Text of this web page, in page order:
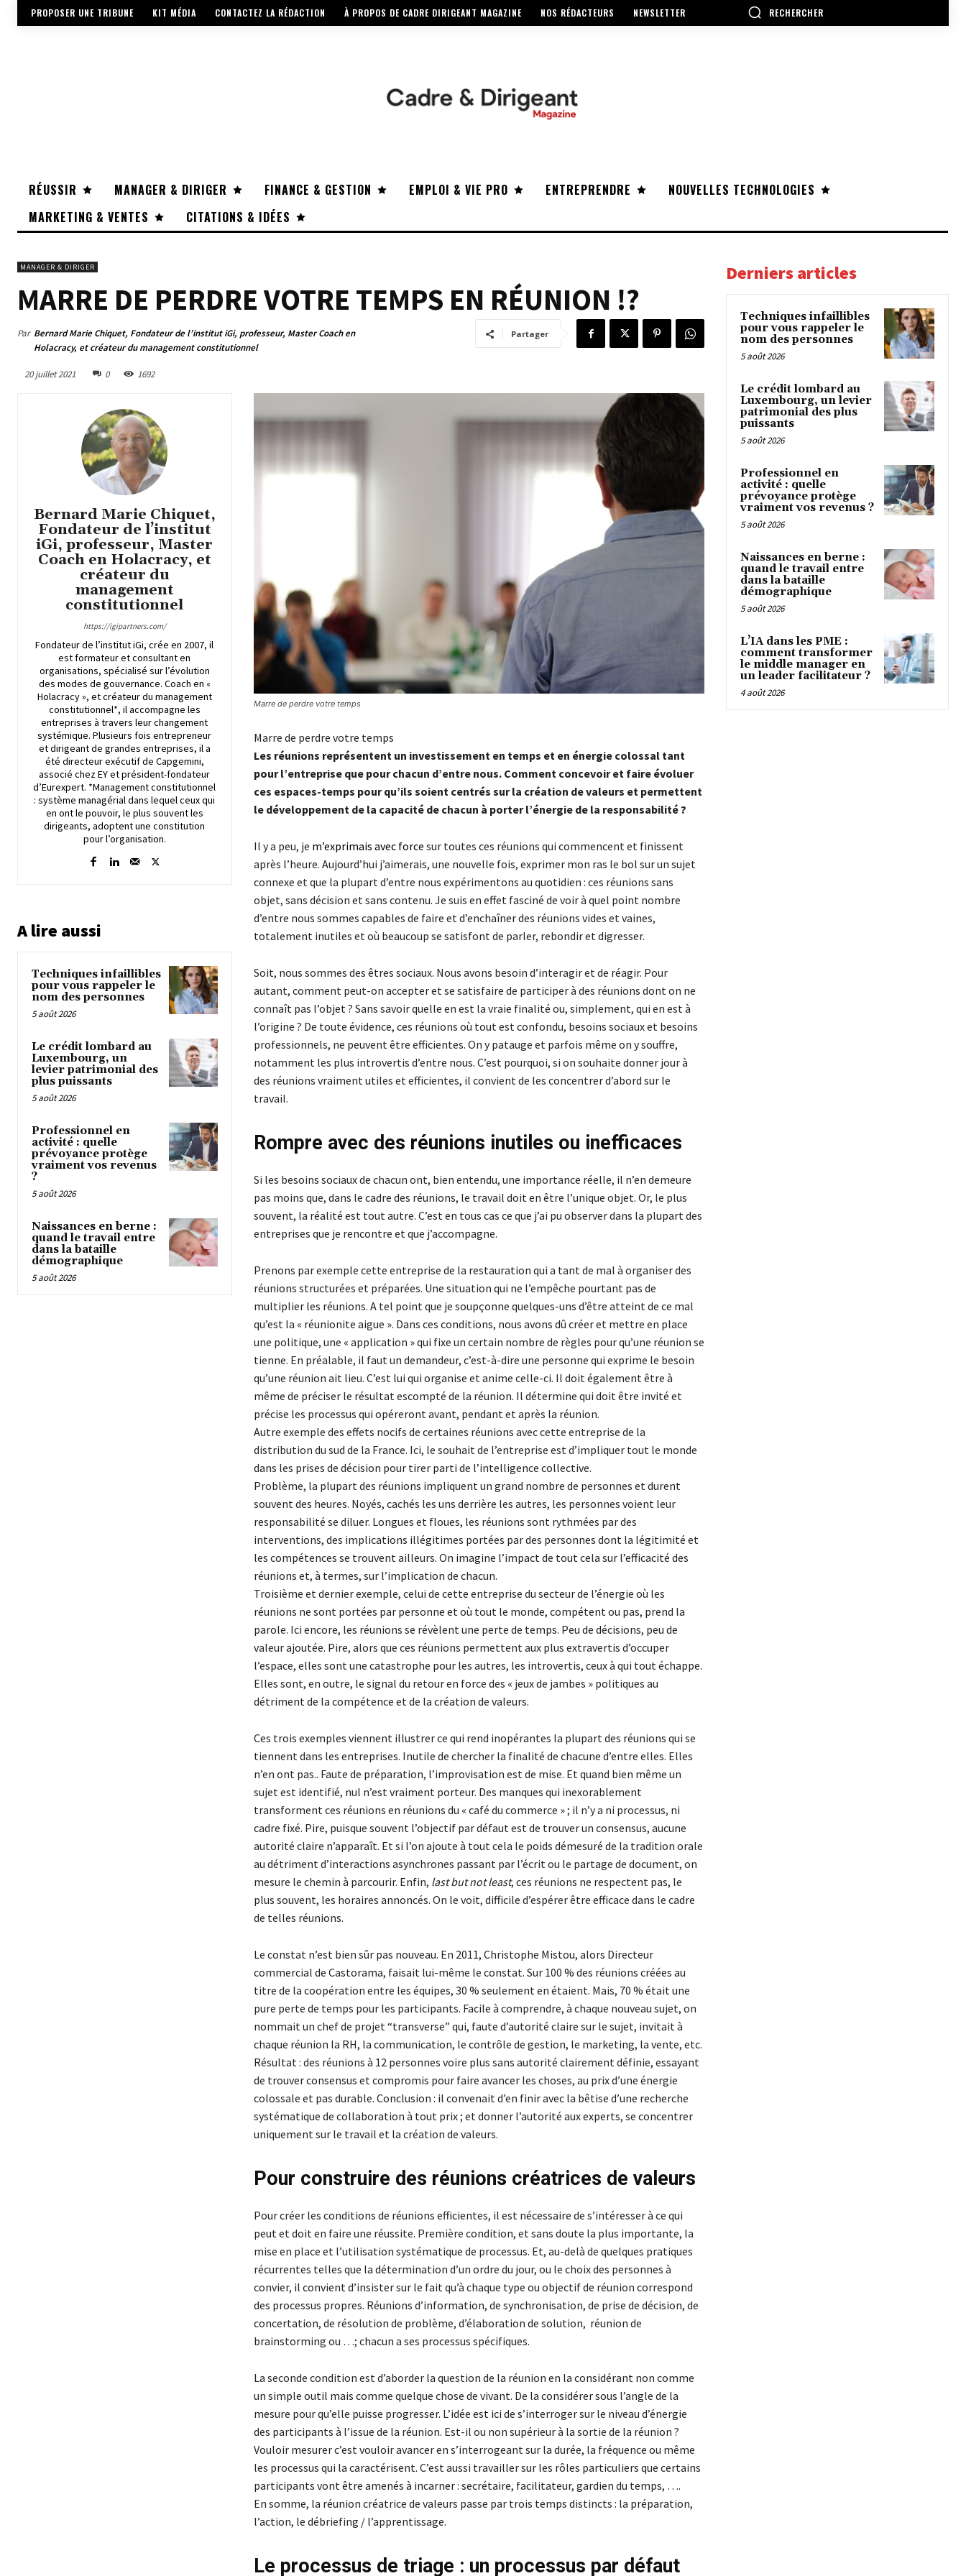
PROPOSER UNE TRIBUNE KIT MÉDIA CONTACTEZ LA RÉDACTION À PROPOS DE CADRE DIRIGEANT MAGAZINE NOS RÉDACTEURS NEWSLETTER RECHERCHER
RÉUSSIR MANAGER & DIRIGER FINANCE & GESTION EMPLOI & VIE PRO ENTREPRENDRE
NOUVELLES TECHNOLOGIES
MARKETING & VENTES
CITATIONS & IDÉES
MANAGER & DIRIGER
MARRE DE PERDRE VOTRE TEMPS EN RÉUNION !?
Par Bernard Marie Chiquet, Fondateur de l’institut iGi, professeur, Master Coach en
Holacracy, et créateur du management constitutionnel
20 juillet 2021 0 1692
Partager
Bernard Marie Chiquet,
Fondateur de l’institut
iGi, professeur, Master
Coach en Holacracy, et
créateur du
management
constitutionnel
https://igipartners.com/
Fondateur de l’institut iGi, crée en 2007, il
est formateur et consultant en
organisations, spécialisé sur l’évolution
des modes de gouvernance. Coach en «
Holacracy », et créateur du management
constitutionnel*, il accompagne les
entreprises à travers leur changement
systémique. Plusieurs fois entrepreneur
et dirigeant de grandes entreprises, il a
été directeur exécutif de Capgemini,
associé chez EY et président-fondateur
d’Eurexpert. *Management constitutionnel
: système managérial dans lequel ceux qui
en ont le pouvoir, le plus souvent les
dirigeants, adoptent une constitution
pour l’organisation.
A lire aussi
Techniques infaillibles
pour vous rappeler le
nom des personnes
5 août 2026
Le crédit lombard au
Luxembourg, un
levier patrimonial des
plus puissants
5 août 2026
Professionnel en
activité : quelle
prévoyance protège
vraiment vos revenus
?
5 août 2026
Naissances en berne :
quand le travail entre
dans la bataille
démographique
5 août 2026
Marre de perdre votre temps
Marre de perdre votre temps
Les réunions représentent un investissement en temps et en énergie colossal tant
pour l’entreprise que pour chacun d’entre nous. Comment concevoir et faire évoluer
ces espaces-temps pour qu’ils soient centrés sur la création de valeurs et permettent
le développement de la capacité de chacun à porter l’énergie de la responsabilité ?
Il y a peu, je m’exprimais avec force sur toutes ces réunions qui commencent et finissent
après l’heure. Aujourd’hui j’aimerais, une nouvelle fois, exprimer mon ras le bol sur un sujet
connexe et que la plupart d’entre nous expérimentons au quotidien : ces réunions sans
objet, sans décision et sans contenu. Je suis en effet fasciné de voir à quel point nombre
d’entre nous sommes capables de faire et d’enchaîner des réunions vides et vaines,
totalement inutiles et où beaucoup se satisfont de parler, rebondir et digresser.
Soit, nous sommes des êtres sociaux. Nous avons besoin d’interagir et de réagir. Pour
autant, comment peut-on accepter et se satisfaire de participer à des réunions dont on ne
connaît pas l’objet ? Sans savoir quelle en est la vraie finalité ou, simplement, qui en est à
l’origine ? De toute évidence, ces réunions où tout est confondu, besoins sociaux et besoins
professionnels, ne peuvent être efficientes. On y patauge et parfois même on y souffre,
notamment les plus introvertis d’entre nous. C’est pourquoi, si on souhaite donner jour à
des réunions vraiment utiles et efficientes, il convient de les concentrer d’abord sur le
travail.
Rompre avec des réunions inutiles ou inefficaces
Si les besoins sociaux de chacun ont, bien entendu, une importance réelle, il n’en demeure
pas moins que, dans le cadre des réunions, le travail doit en être l’unique objet. Or, le plus
souvent, la réalité est tout autre. C’est en tous cas ce que j’ai pu observer dans la plupart des
entreprises que je rencontre et que j’accompagne.
Prenons par exemple cette entreprise de la restauration qui a tant de mal à organiser des
réunions structurées et préparées. Une situation qui ne l’empêche pourtant pas de
multiplier les réunions. A tel point que je soupçonne quelques-uns d’être atteint de ce mal
qu’est la « réunionite aigue ». Dans ces conditions, nous avons dû créer et mettre en place
une politique, une « application » qui fixe un certain nombre de règles pour qu’une réunion se
tienne. En préalable, il faut un demandeur, c’est-à-dire une personne qui exprime le besoin
qu’une réunion ait lieu. C’est lui qui organise et anime celle-ci. Il doit également être à
même de préciser le résultat escompté de la réunion. Il détermine qui doit être invité et
précise les processus qui opéreront avant, pendant et après la réunion.
Autre exemple des effets nocifs de certaines réunions avec cette entreprise de la
distribution du sud de la France. Ici, le souhait de l’entreprise est d’impliquer tout le monde
dans les prises de décision pour tirer parti de l’intelligence collective.
Problème, la plupart des réunions impliquent un grand nombre de personnes et durent
souvent des heures. Noyés, cachés les uns derrière les autres, les personnes voient leur
responsabilité se diluer. Longues et floues, les réunions sont rythmées par des
interventions, des implications illégitimes portées par des personnes dont la légitimité et
les compétences se trouvent ailleurs. On imagine l’impact de tout cela sur l’efficacité des
réunions et, à termes, sur l’implication de chacun.
Troisième et dernier exemple, celui de cette entreprise du secteur de l’énergie où les
réunions ne sont portées par personne et où tout le monde, compétent ou pas, prend la
parole. Ici encore, les réunions se révèlent une perte de temps. Peu de décisions, peu de
valeur ajoutée. Pire, alors que ces réunions permettent aux plus extravertis d’occuper
l’espace, elles sont une catastrophe pour les autres, les introvertis, ceux à qui tout échappe.
Elles sont, en outre, le signal du retour en force des « jeux de jambes » politiques au
détriment de la compétence et de la création de valeurs.
Ces trois exemples viennent illustrer ce qui rend inopérantes la plupart des réunions qui se
tiennent dans les entreprises. Inutile de chercher la finalité de chacune d’entre elles. Elles
n’en ont pas.. Faute de préparation, l’improvisation est de mise. Et quand bien même un
sujet est identifié, nul n’est vraiment porteur. Des manques qui inexorablement
transforment ces réunions en réunions du « café du commerce » ; il n’y a ni processus, ni
cadre fixé. Pire, puisque souvent l’objectif par défaut est de trouver un consensus, aucune
autorité claire n’apparaît. Et si l’on ajoute à tout cela le poids démesuré de la tradition orale
au détriment d’interactions asynchrones passant par l’écrit ou le partage de document, on
mesure le chemin à parcourir. Enfin, last but not least, ces réunions ne respectent pas, le
plus souvent, les horaires annoncés. On le voit, difficile d’espérer être efficace dans le cadre
de telles réunions.
Le constat n’est bien sûr pas nouveau. En 2011, Christophe Mistou, alors Directeur
commercial de Castorama, faisait lui-même le constat. Sur 100 % des réunions créées au
titre de la coopération entre les équipes, 30 % seulement en étaient. Mais, 70 % était une
pure perte de temps pour les participants. Facile à comprendre, à chaque nouveau sujet, on
nommait un chef de projet “transverse” qui, faute d’autorité claire sur le sujet, invitait à
chaque réunion la RH, la communication, le contrôle de gestion, le marketing, la vente, etc.
Résultat : des réunions à 12 personnes voire plus sans autorité clairement définie, essayant
de trouver consensus et compromis pour faire avancer les choses, au prix d’une énergie
colossale et pas durable. Conclusion : il convenait d’en finir avec la bêtise d’une recherche
systématique de collaboration à tout prix ; et donner l’autorité aux experts, se concentrer
uniquement sur le travail et la création de valeurs.
Pour construire des réunions créatrices de valeurs
Pour créer les conditions de réunions efficientes, il est nécessaire de s’intéresser à ce qui
peut et doit en faire une réussite. Première condition, et sans doute la plus importante, la
mise en place et l’utilisation systématique de processus. Et, au-delà de quelques pratiques
récurrentes telles que la détermination d’un ordre du jour, ou le choix des personnes à
convier, il convient d’insister sur le fait qu’à chaque type ou objectif de réunion correspond
des processus propres. Réunions d’information, de synchronisation, de prise de décision, de
concertation, de résolution de problème, d’élaboration de solution, réunion de
brainstorming ou …; chacun a ses processus spécifiques.
La seconde condition est d’aborder la question de la réunion en la considérant non comme
un simple outil mais comme quelque chose de vivant. De la considérer sous l’angle de la
mesure pour qu’elle puisse progresser. L’idée est ici de s’interroger sur le niveau d’énergie
des participants à l’issue de la réunion. Est-il ou non supérieur à la sortie de la réunion ?
Vouloir mesurer c’est vouloir avancer en s’interrogeant sur la durée, la fréquence ou même
les processus qui la caractérisent. C’est aussi travailler sur les rôles particuliers que certains
participants vont être amenés à incarner : secrétaire, facilitateur, gardien du temps, ….
En somme, la réunion créatrice de valeurs passe par trois temps distincts : la préparation,
l’action, le débriefing / l’apprentissage.
Le processus de triage : un processus par défaut
Derniers articles
Techniques infaillibles
pour vous rappeler le
nom des personnes
5 août 2026
Le crédit lombard au
Luxembourg, un levier
patrimonial des plus
puissants
5 août 2026
Professionnel en
activité : quelle
prévoyance protège
vraiment vos revenus ?
5 août 2026
Naissances en berne :
quand le travail entre
dans la bataille
démographique
5 août 2026
L’IA dans les PME :
comment transformer
le middle manager en
un leader facilitateur ?
4 août 2026